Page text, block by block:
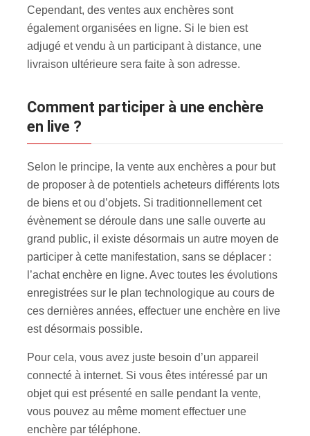
Cependant, des ventes aux enchères sont
également organisées en ligne. Si le bien est
adjugé et vendu à un participant à distance, une
livraison ultérieure sera faite à son adresse.
Comment participer à une enchère
en live ?
Selon le principe, la vente aux enchères a pour but
de proposer à de potentiels acheteurs différents lots
de biens et ou d’objets. Si traditionnellement cet
évènement se déroule dans une salle ouverte au
grand public, il existe désormais un autre moyen de
participer à cette manifestation, sans se déplacer :
l’achat enchère en ligne. Avec toutes les évolutions
enregistrées sur le plan technologique au cours de
ces dernières années, effectuer une enchère en live
est désormais possible.
Pour cela, vous avez juste besoin d’un appareil
connecté à internet. Si vous êtes intéressé par un
objet qui est présenté en salle pendant la vente,
vous pouvez au même moment effectuer une
enchère par téléphone.